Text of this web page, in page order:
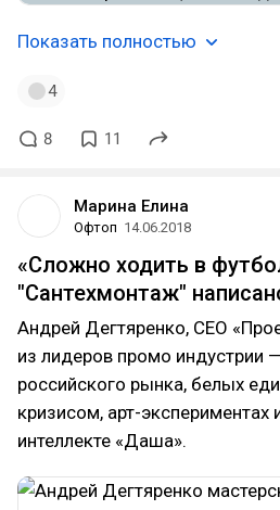
Показать полностью
4
8 11
Марина Елина
Офтоп 14.06.2018
«Сложно ходить в
"Сантехмонтаж"
Андрей Дегтяренко, СЕО
из лидеров промо индустрии
российского рынка, белых
кризисом, арт-экспериментах
интеллекте «Даша».